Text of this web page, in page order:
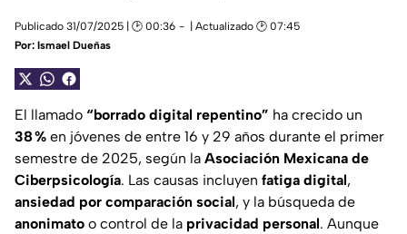
Publicado 31/07/2025 | 🕑 00:36
| Actualizado 🕑 07:45
Por: Ismael Dueñas
El llamado “borrado digital repentino” ha crecido un
38 % en jóvenes de entre 16 y 29 años durante el primer
semestre de 2025, según la Asociación Mexicana de
Ciberpsicología. Las causas incluyen fatiga digital,
ansiedad por comparación social, y la búsqueda de
anonimato o control de la privacidad personal. Aunque